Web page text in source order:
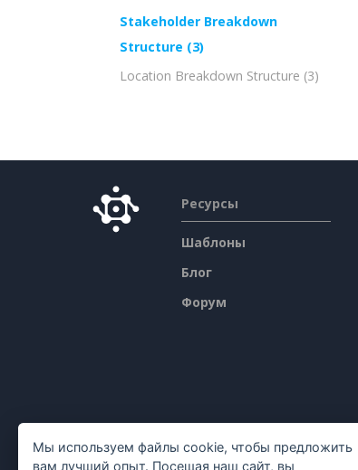
Stakeholder Breakdown
Structure (3)
Location Breakdown Structure (3)
Ресурсы
Шаблоны
Блог
Форум
Мы используем файлы cookie, чтобы предложить
вам лучший опыт. Посещая наш сайт, вы